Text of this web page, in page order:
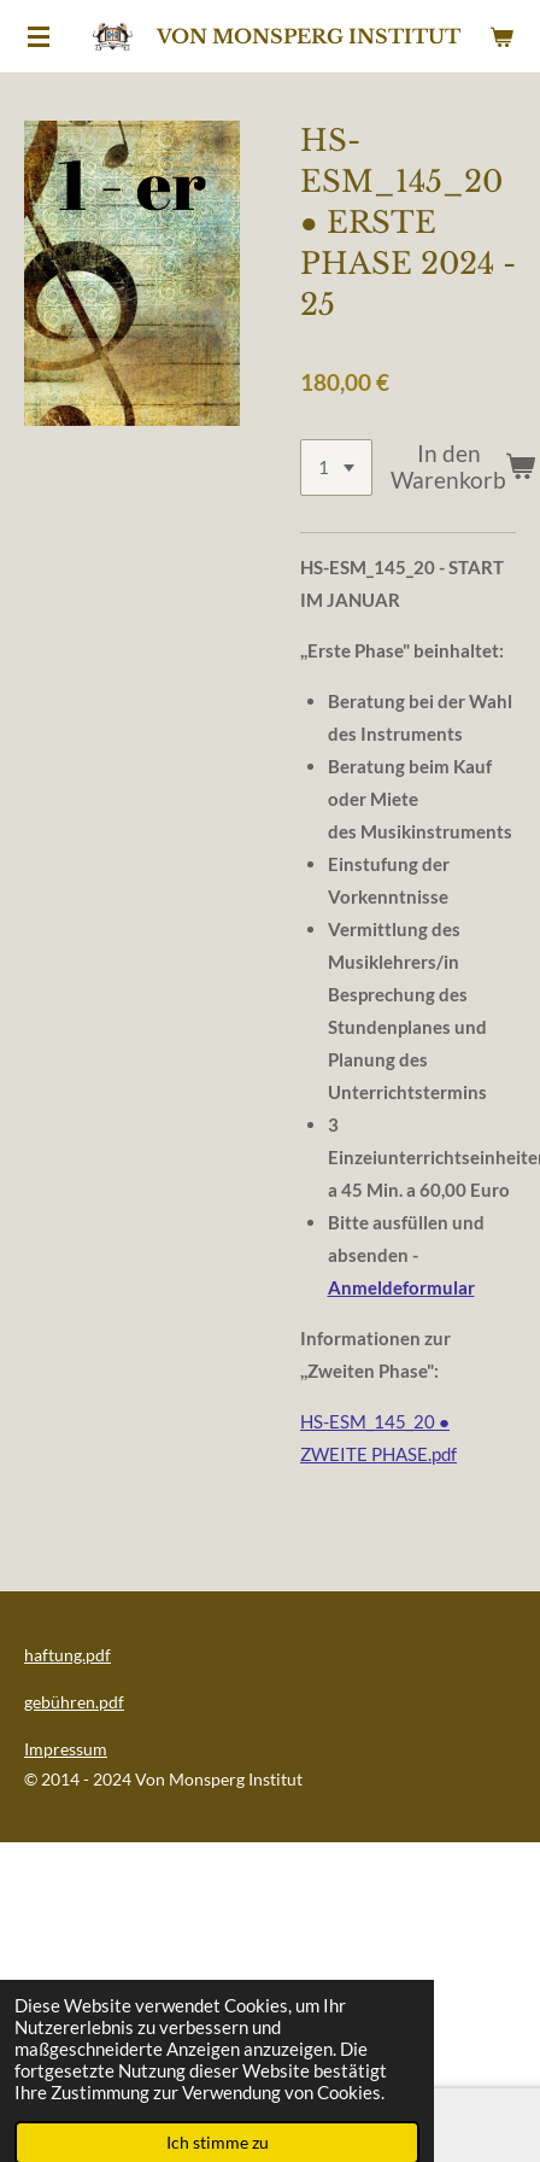
Diese Website verwendet Cookies, um Ihr
Nutzererlebnis zu verbessern und
maßgeschneiderte Anzeigen anzuzeigen. Die
fortgesetzte Nutzung dieser Website bestätigt
Ihre Zustimmung zur Verwendung von Cookies.
Ich stimme zu
Zum
VON MONSPERG INSTITUT
HS-
ESM_145_20
● ERSTE
PHASE 2024 -
25
180,00 €
In den
Warenkorb
HS-ESM_145_20- START
IM JANUAR
,,Erste Phase" beinhaltet:
Beratung bei der Wahl
des Instruments
Beratung beim Kauf
oder Miete
des Musikinstruments
Einstufung der
Vorkenntnisse
Vermittlung des
Musiklehrers/in
Besprechung des
Stundenplanes und
Planung des
Unterrichtstermins
3
a 45 Min. a 60,00 Euro
Bitte ausfüllen und
absenden -
Anmeldeformular
Informationen zur
,,Zweiten Phase":
HS-ESM_145_20 ●
ZWEITE PHASE.pdf
haftung.pdf
gebühren.pdf
Impressum
© 2014 - 2024 Von Monsperg Institut